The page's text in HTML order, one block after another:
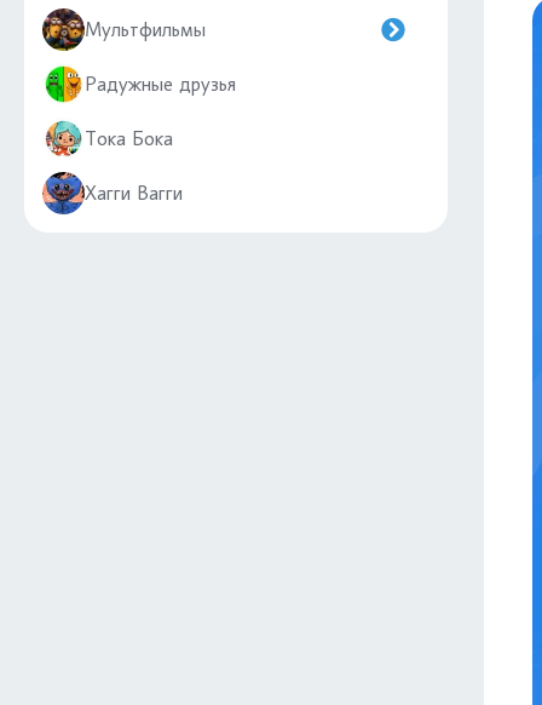
Мультфильмы
Радужные друзья
Тока Бока
Хагги Вагги